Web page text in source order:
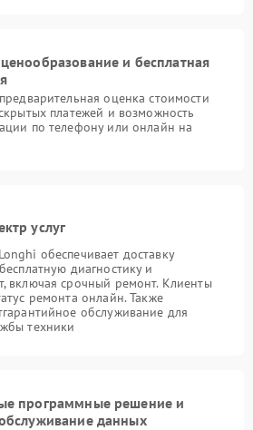
и бесплатная
оценка стоимости
платежей и возможность
по телефону или онлайн на
услуг
обеспечивает доставку
диагностику и
включая срочный ремонт. Клиенты
ремонта онлайн. Также
обслуживание для
техники
программные решение и
данных